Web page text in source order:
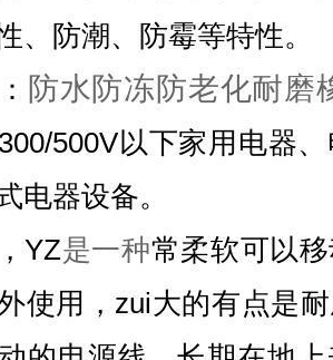
、防潮、防霉等特性。
防水防冻防老化耐磨
500V以下家用电器
电器设备。
YZ是一种常柔软可以
使用，zui大的有点是